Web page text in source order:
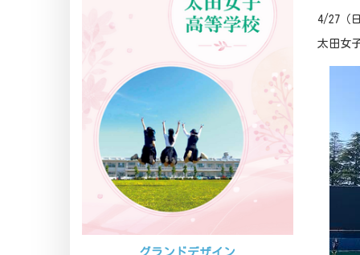
4/27（
太田女
グランドデザイン